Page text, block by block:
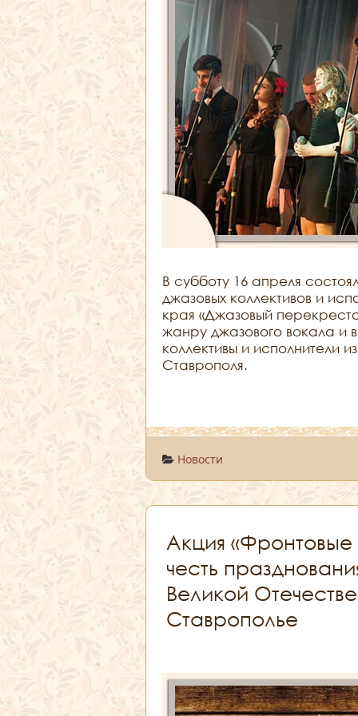
В субботу 16 апреля
джазовых коллективов и
края «Джазовый
жанру джазового вокала и
коллективы и исполнители
Ставрополя.
Новости
Акция
честь
Великой
Ставрополье